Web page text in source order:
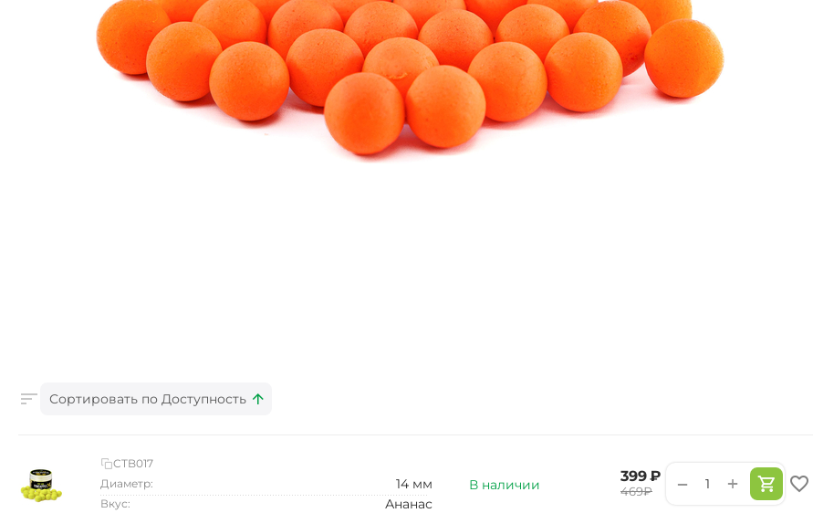
Сортировать по Доступность
В наличии ‍399‍ ₽
‍469‍₽ +
−
CTB017
Диаметр:
14 мм
Вкус: Ананас